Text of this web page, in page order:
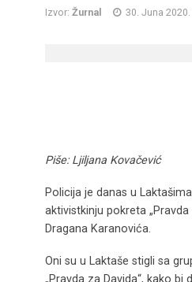
Izvor: Žurnal 30. Juna
Piše: Ljiljana Kovačević
Policija je danas u
aktivistkinju pokreta „Pravda
Dragana Karanovića.
Oni su u Laktaše stigli sa
„Pravda za Davida“, kako bi